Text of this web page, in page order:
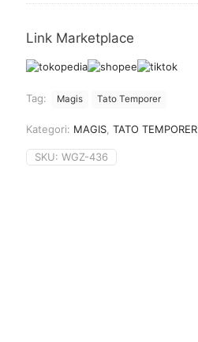
adalah:
ini
Rp32.500.
Link Marketplace
Tag: Magis Tato Temporer
Kategori: MAGIS TATO TEMPORER
SKU: WGZ-436